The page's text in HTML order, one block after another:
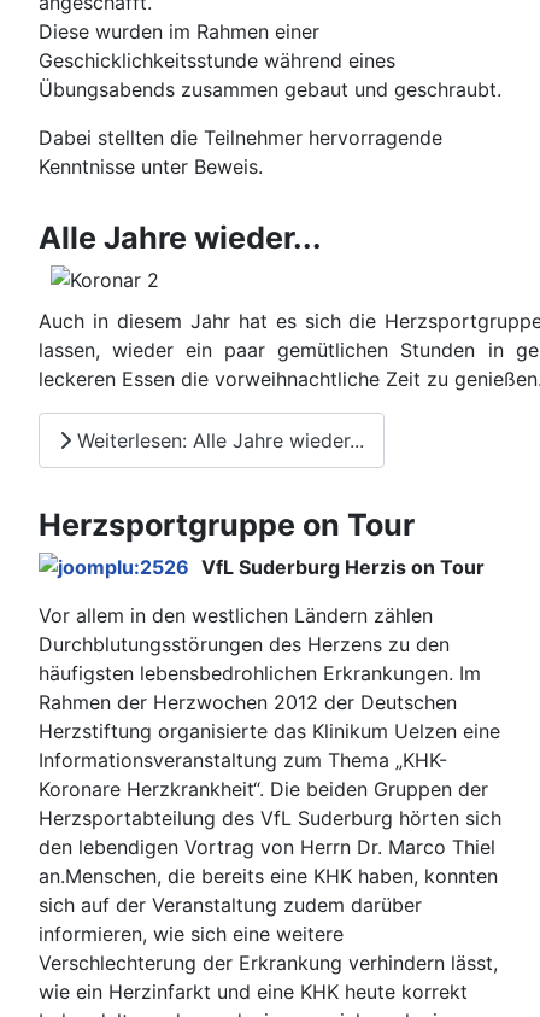
Diese wurden im Rahmen einer
Geschicklichkeitsstunde während eines
Übungsabends zusammen gebaut und geschraubt.
Dabei stellten die Teilnehmer hervorragende
Kenntnisse unter Beweis.
Alle Jahre wieder...
Auch in diesem Jahr hat es sich die
lassen, wieder ein paar gemütlichen Stunden in
leckeren Essen die vorweihnachtliche Zeit zu
Weiterlesen: Alle Jahre wieder...
Herzsportgruppe on Tour
VfL Suderburg Herzis on Tour
Vor allem in den westlichen Ländern zählen
Durchblutungsstörungen des Herzens zu den
häufigsten lebensbedrohlichen Erkrankungen. Im
Rahmen der Herzwochen 2012 der Deutschen
Herzstiftung organisierte das Klinikum Uelzen eine
Informationsveranstaltung zum Thema „KHK-
Koronare Herzkrankheit“. Die beiden Gruppen der
Herzsportabteilung des VfL Suderburg hörten sich
den lebendigen Vortrag von Herrn Dr. Marco Thiel
an.Menschen, die bereits eine KHK haben, konnten
sich auf der Veranstaltung zudem darüber
informieren, wie sich eine weitere
Verschlechterung der Erkrankung verhindern lässt,
wie ein Herzinfarkt und eine KHK heute korrekt